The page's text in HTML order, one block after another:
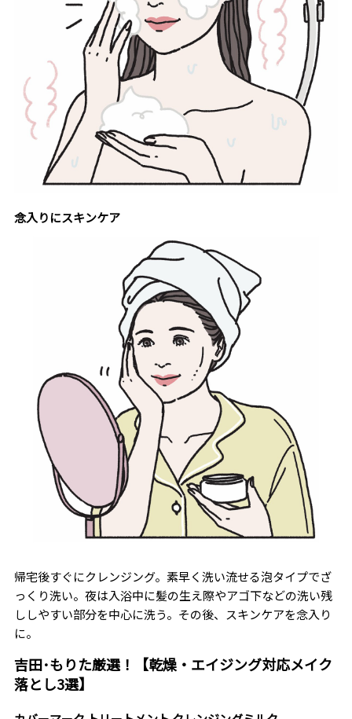
念入りにスキンケア
帰宅後すぐにクレンジング。素早く洗い流せる泡タイプでざ
っくり洗い。夜は入浴中に髪の生え際やアゴ下などの洗い残
ししやすい部分を中心に洗う。その後、スキンケアを念入り
に。
吉田･もりた厳選！【乾燥・エイジング対応メイク
落とし3選】